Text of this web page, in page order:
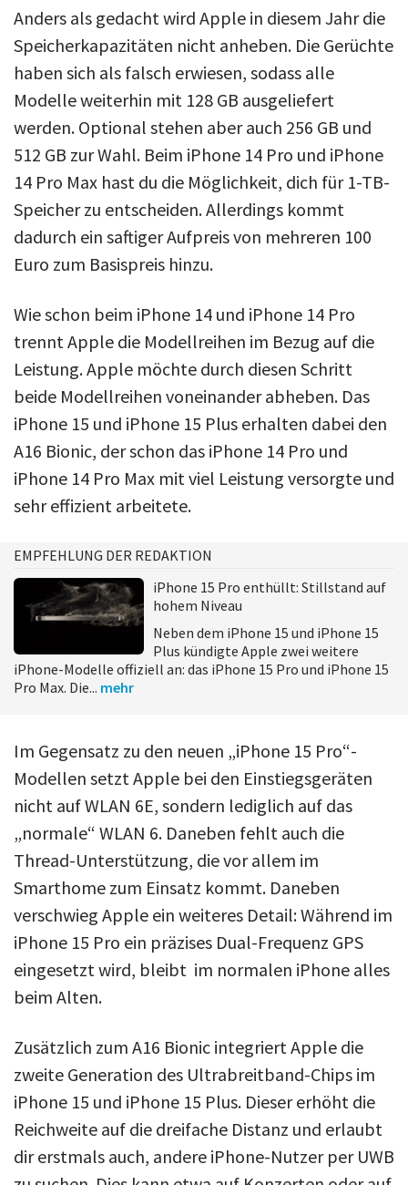
Anders als gedacht wird Apple in diesem Jahr die
Speicherkapazitäten nicht anheben. Die Gerüchte
haben sich als falsch erwiesen, sodass alle
Modelle weiterhin mit 128 GB ausgeliefert
werden. Optional stehen aber auch 256 GB und
512 GB zur Wahl. Beim iPhone 14 Pro und iPhone
14 Pro Max hast du die Möglichkeit, dich für 1-TB-
Speicher zu entscheiden. Allerdings kommt
dadurch ein saftiger Aufpreis von mehreren 100
Euro zum Basispreis hinzu.
Wie schon beim iPhone 14 und iPhone 14 Pro
trennt Apple die Modellreihen im Bezug auf die
Leistung. Apple möchte durch diesen Schritt
beide Modellreihen voneinander abheben. Das
iPhone 15 und iPhone 15 Plus erhalten dabei den
A16 Bionic, der schon das iPhone 14 Pro und
iPhone 14 Pro Max mit viel Leistung versorgte und
sehr effizient arbeitete.
EMPFEHLUNG DER REDAKTION
iPhone 15 Pro enthüllt: Stillstand auf
hohem Niveau
Neben dem iPhone 15 und iPhone 15
Plus kündigte Apple zwei weitere
iPhone-Modelle offiziell an: das iPhone 15 Pro und iPhone 15
Pro Max. Die... mehr
Im Gegensatz zu den neuen „iPhone 15 Pro“-
Modellen setzt Apple bei den Einstiegsgeräten
nicht auf WLAN 6E, sondern lediglich auf das
„normale“ WLAN 6. Daneben fehlt auch die
Thread-Unterstützung, die vor allem im
Smarthome zum Einsatz kommt. Daneben
verschwieg Apple ein weiteres Detail: Während im
iPhone 15 Pro ein präzises Dual-Frequenz GPS
eingesetzt wird, bleibt im normalen iPhone alles
beim Alten.
Zusätzlich zum A16 Bionic integriert Apple die
zweite Generation des Ultrabreitband-Chips im
iPhone 15 und iPhone 15 Plus. Dieser erhöht die
Reichweite auf die dreifache Distanz und erlaubt
dir erstmals auch, andere iPhone-Nutzer per UWB